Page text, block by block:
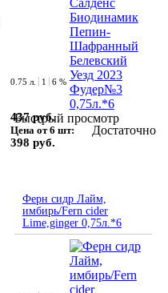
Быстрый просмотр
0.75 л. 1 6 %
437 руб.
Цена от 6 шт:
398 руб.
Достаточно
Ферн сидр Лайм,
имбирь/Fern cider
Lime,ginger 0,75л.*6